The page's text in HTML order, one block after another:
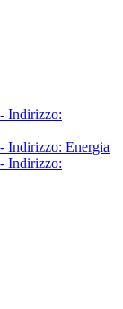
Indirizzo:
Indirizzo: Energia
Indirizzo: